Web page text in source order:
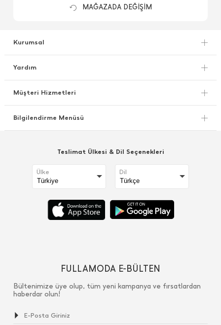
MAĞAZADA DEĞİŞİM
Kurumsal
Yardım
Müşteri Hizmetleri
Bilgilendirme Menüsü
Teslimat Ülkesi & Dil Seçenekleri
Ülke Dil
FULLAMODA E-BÜLTEN
Bültenimize üye olup, tüm yeni kampanya ve fırsatlardan
haberdar olun!